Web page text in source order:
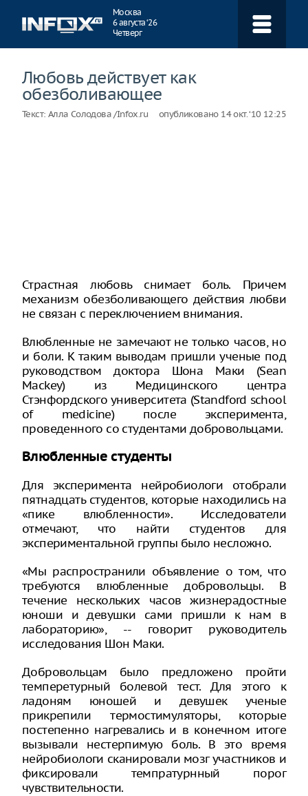
Москва
6 августа ‘26
Четверг
Любовь действует как
обезболивающее
Текст: Алла Солодова /Infox.ru опубликовано 14 окт. ‘10 12:25
Страстная любовь снимает боль. Причем
механизм обезболивающего действия любви
не связан с переключением внимания.
Влюбленные не замечают не только часов, но
и боли. К таким выводам пришли ученые под
руководством доктора Шона Маки (Sean
Mackey) из Медицинского центра
Стэнфордского университета (Standford school
of medicine) после эксперимента,
проведенного со студентами добровольцами.
Влюбленные студенты
Для эксперимента нейробиологи отобрали
пятнадцать студентов, которые находились на
«пике влюбленности». Исследователи
отмечают, что найти студентов для
экспериментальной группы было несложно.
«Мы распространили объявление о том, что
требуются влюбленные добровольцы. В
течение нескольких часов жизнерадостные
юноши и девушки сами пришли к нам в
лабораторию», -- говорит руководитель
исследования Шон Маки.
Добровольцам было предложено пройти
темперетурный болевой тест. Для этого к
ладоням юношей и девушек ученые
прикрепили термостимуляторы, которые
постепенно нагревались и в конечном итоге
вызывали нестерпимую боль. В это время
нейробиологи сканировали мозг участников и
фиксировали темпратурнный порог
чувствительности.